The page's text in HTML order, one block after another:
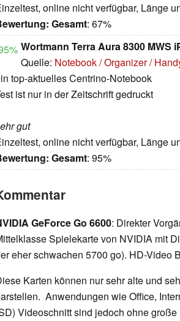
online nicht verfügbar, Länge
Gesamt: 67%
Wortmann Terra Aura 8300 MWS
Quelle: Notebook / Organizer /
top-aktuelles Centrino-Notebook
ist nur in der Zeitschrift gedruckt
gut
online nicht verfügbar, Länge
Gesamt: 95%
GeForce Go 6600: Direkter
Spielekarte von NVIDIA mit
eher schwachen 5700 go). HD-Video
Karten können nur sehr alte und
Anwendungen wie Office,
Videoschnitt sind jedoch ohne